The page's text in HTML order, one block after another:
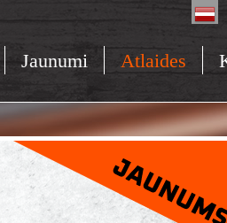
Jaunumi Atlaides